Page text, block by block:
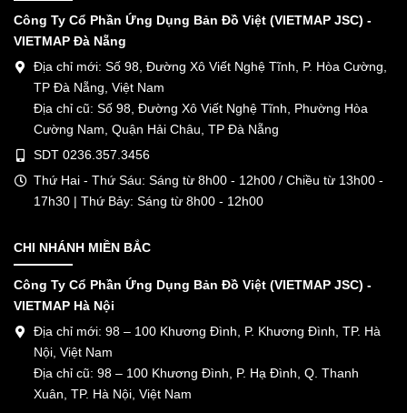
Công Ty Cổ Phần Ứng Dụng Bản Đồ Việt (VIETMAP JSC) -
VIETMAP Đà Nẵng
Địa chỉ mới: Số 98, Đường Xô Viết Nghệ Tĩnh, P. Hòa Cường,
TP Đà Nẵng, Việt Nam
Địa chỉ cũ: Số 98, Đường Xô Viết Nghệ Tĩnh, Phường Hòa
Cường Nam, Quận Hải Châu, TP Đà Nẵng
SDT 0236.357.3456
Thứ Hai - Thứ Sáu: Sáng từ 8h00 - 12h00 / Chiều từ 13h00 -
17h30 | Thứ Bảy: Sáng từ 8h00 - 12h00
CHI NHÁNH MIỀN BẮC
Công Ty Cổ Phần Ứng Dụng Bản Đồ Việt (VIETMAP JSC) -
VIETMAP Hà Nội
Địa chỉ mới: 98 – 100 Khương Đình, P. Khương Đình, TP. Hà
Nội, Việt Nam
Địa chỉ cũ: 98 – 100 Khương Đình, P. Hạ Đình, Q. Thanh
Xuân, TP. Hà Nội, Việt Nam